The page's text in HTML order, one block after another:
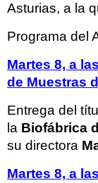
Asturias, a la
Programa del
Martes 8, a
de Muestras
Entrega del
la Biofábrica
su directora
Martes 8, a